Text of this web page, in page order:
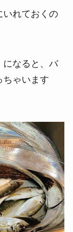
いれておくの
になると、バ
ちゃいます